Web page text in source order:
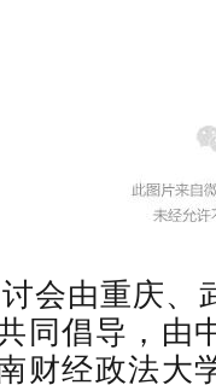
会由重庆、
同倡导，由
财经政法大